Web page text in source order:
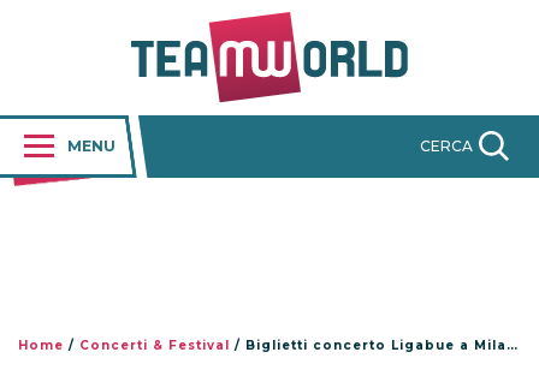
MENU CERCA
Home / Concerti & Festival / Biglietti concerto Ligabue a Milano, Arena Milano 6 maggio 2026